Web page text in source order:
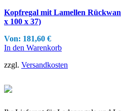
Kopfregal mit Lamellen
x 100 x 37)
Von: 181,60 €
In den Warenkorb
zzgl. Versandkosten